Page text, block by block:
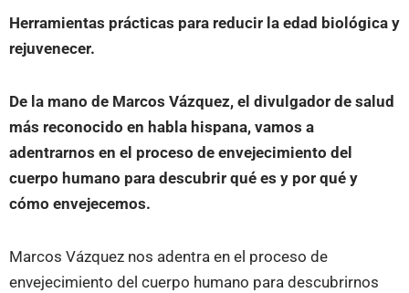
Herramientas prácticas para reducir la edad biológica y
rejuvenecer.
De la mano de Marcos Vázquez, el divulgador de salud
más reconocido en habla hispana, vamos a
adentrarnos en el proceso de envejecimiento del
cuerpo humano para descubrir qué es y por qué y
cómo envejecemos.
Marcos Vázquez nos adentra en el proceso de
envejecimiento del cuerpo humano para descubrirnos